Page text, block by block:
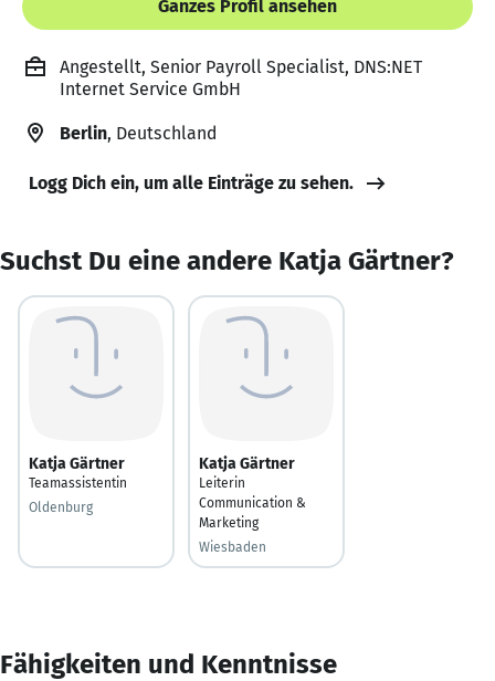
Ganzes Profil ansehen
Angestellt, Senior Payroll Specialist, DNS:NET
Internet Service GmbH
Berlin, Deutschland
Logg Dich ein, um alle Einträge zu sehen.
Suchst Du eine andere Katja Gärtner?
Katja Gärtner
Teamassistentin
Oldenburg
Katja Gärtner
Leiterin
Communication &
Marketing
Wiesbaden
Fähigkeiten und Kenntnisse